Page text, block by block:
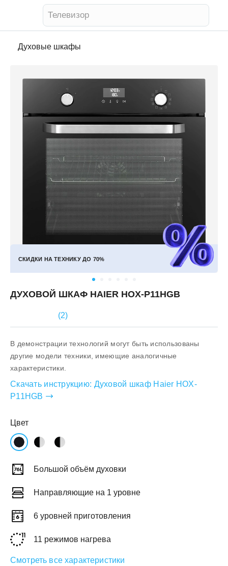
на товары
Телевизор
Духовые шкафы
ДУХОВОЙ ШКАФ HAIER HOX-P11HGB
(2)
СКИДКИ НА ТЕХНИКУ ДО 70%
В демонстрации технологий могут быть использованы
другие модели техники, имеющие аналогичные
характеристики.
Скачать инструкцию: Духовой шкаф Haier HOX-
P11HGB
Цвет
Большой объём духовки
Направляющие на 1 уровне
6 уровней приготовления
11 режимов нагрева
Смотреть все характеристики